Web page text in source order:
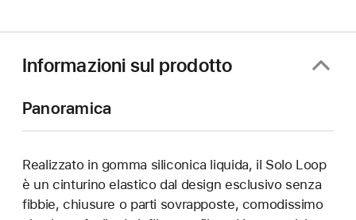
nuova
Informazioni sul prodotto
Panoramica
Realizzato in gomma siliconica liquida, il Solo Loop
è un cinturino elastico dal design esclusivo senza
fibbie, chiusure o parti sovrapposte, comodissimo